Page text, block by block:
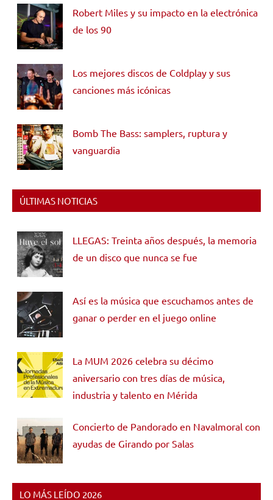
Robert Miles y su impacto en la electrónica
de los 90
Los mejores discos de Coldplay y sus
canciones más icónicas
Bomb The Bass: samplers, ruptura y
vanguardia
ÚLTIMAS NOTICIAS
LLEGAS: Treinta años después, la memoria
de un disco que nunca se fue
Así es la música que escuchamos antes de
ganar o perder en el juego online
La MUM 2026 celebra su décimo
aniversario con tres días de música,
industria y talento en Mérida
Concierto de Pandorado en Navalmoral con
ayudas de Girando por Salas
LO MÁS LEÍDO 2026